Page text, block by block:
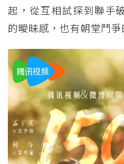
起，從互相試探到聯手
的曖昧感，也有朝堂鬥爭